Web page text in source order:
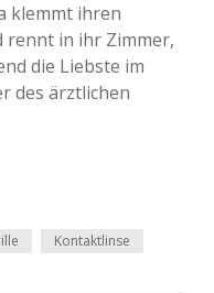
klemmt ihren
rennt in ihr Zimmer,
die Liebste im
des ärztlichen
Kontaktlinse